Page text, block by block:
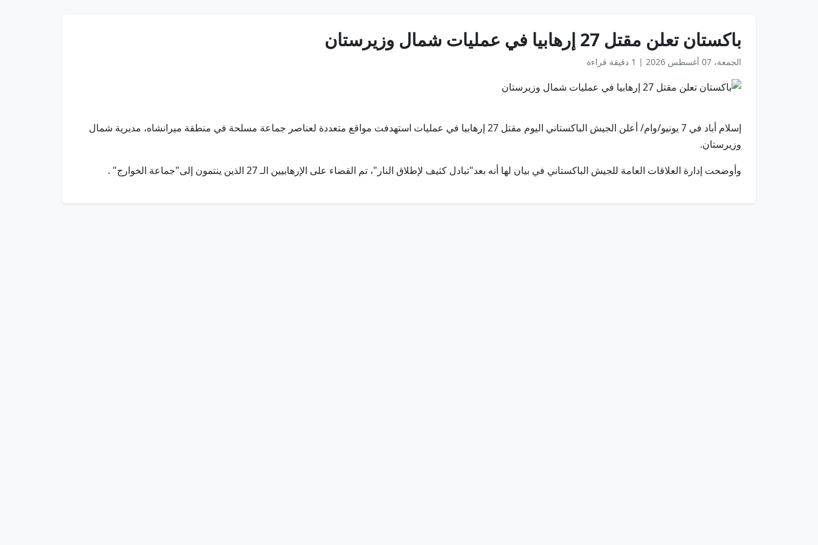
باكستان تعلن مقتل 27 إرهابيا في عمليات شمال وزيرستان
الجمعة، 07 أغسطس 2026 | 1 دقيقة قراءة
إسلام أباد في 7 يونيو/وام/ أعلن الجيش الباكستاني اليوم مقتل 27 إرهابيا في عمليات استهدفت مواقع متعددة لعناصر جماعة مسلحة في منطقة ميرانشاه، مديرية شمال
وزيرستان.
وأوضحت إدارة العلاقات العامة للجيش الباكستاني في بيان لها أنه بعد"تبادل كثيف لإطلاق النار"، تم القضاء على الإرهابيين الـ 27 الذين ينتمون إلى"جماعة الخوارج" .